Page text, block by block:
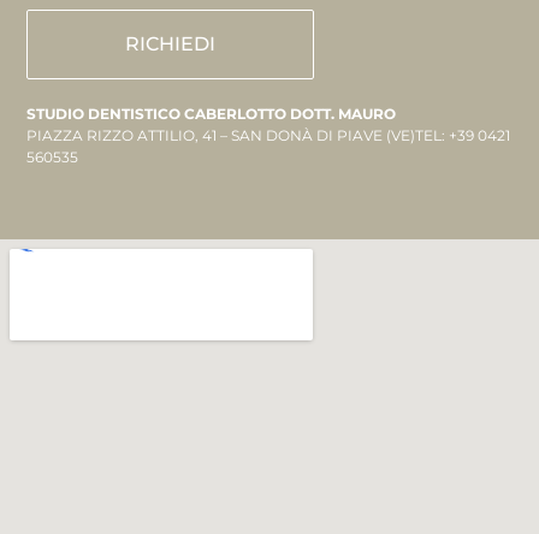
RICHIEDI
STUDIO DENTISTICO CABERLOTTO DOTT. MAURO
PIAZZA RIZZO ATTILIO, 41 – SAN DONÀ DI PIAVE (VE)TEL: +39 0421
560535